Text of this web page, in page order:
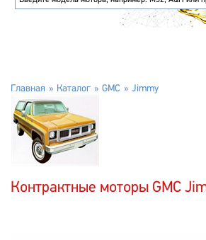
Главная Каталог GMC Jimmy
Контрактные моторы GMC